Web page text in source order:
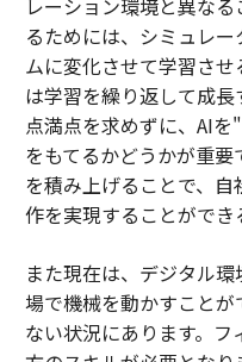
レーション環境と異な
るためには、シミュレ
ムに変化させて学習さ
は学習を繰り返して成
点満点を求めずに、AI
をもてるかどうかが重
を積み上げることで、
作を実現することができ
また現在は、デジタル
場で機械を動かすこと
ない状況にあります。